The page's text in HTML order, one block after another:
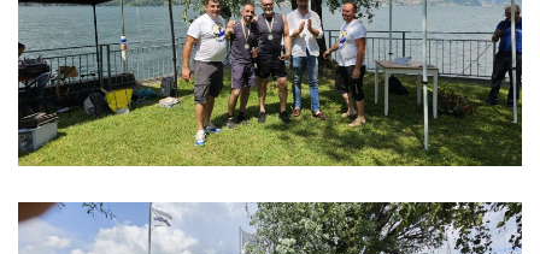
avanzata
LE
ALTRE
TESTATE